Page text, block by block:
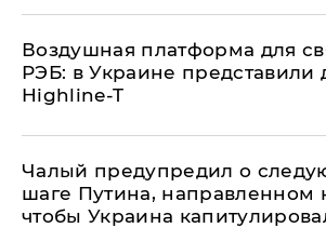
Воздушная платформа для
РЭБ: в Украине представили
Highline-T
Чалый предупредил о
шаге Путина, направленном
чтобы Украина